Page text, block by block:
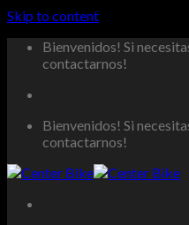
Skip to content
Bienvenidos! Si
contactarnos!
Bienvenidos! Si
contactarnos!